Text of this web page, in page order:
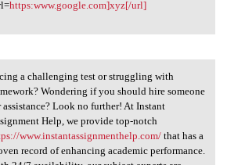
https:www.google.com]xyz[/url]
a challenging test or
a challenging test or struggling with
Wondering if you should hire someone
assistance? Look no further! At Instant
Help, we provide top-notch
www.instantassignmenthelp.com/that has a
record of enhancing academic performance.